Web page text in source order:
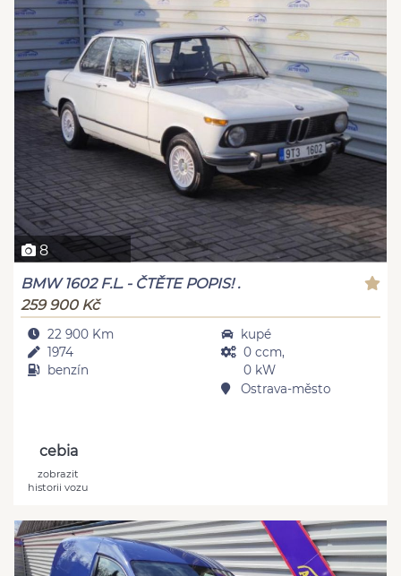
8
BMW 1602 F.L. - ČTĚTE POPIS! .
259 900 Kč
22 900 Km
1974
benzín
kupé
0 ccm,
0 kW
Ostrava-město
cebia
zobrazit
historii vozu